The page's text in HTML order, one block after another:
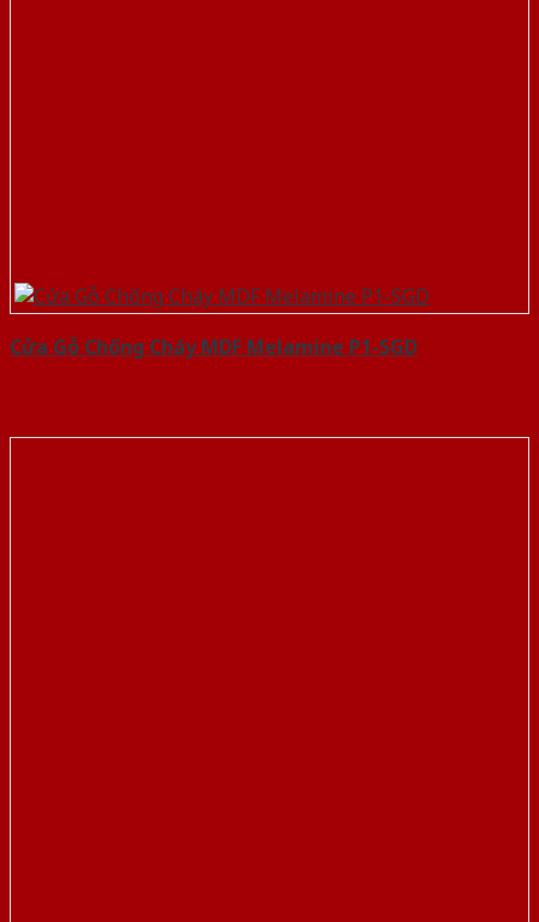
Cửa Gỗ Chống Cháy MDF Melamine P1-SGD